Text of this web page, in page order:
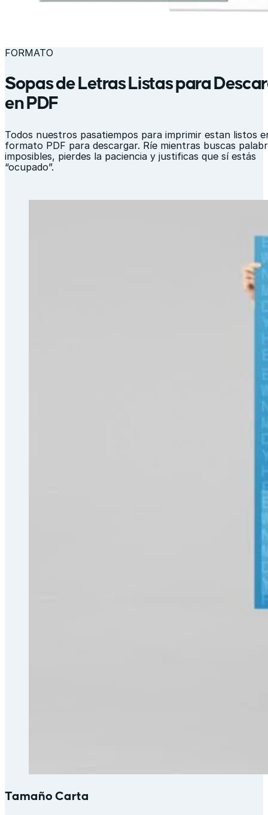
FORMATO
Sopas de Letras Listas para
en PDF
Todos nuestros pasatiempos para imprimir estan listos
formato PDF para descargar. Ríe mientras buscas
imposibles, pierdes la paciencia y justificas que sí estás
“ocupado”.
Tamaño Carta